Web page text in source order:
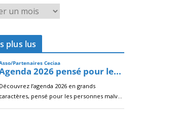
plus lus